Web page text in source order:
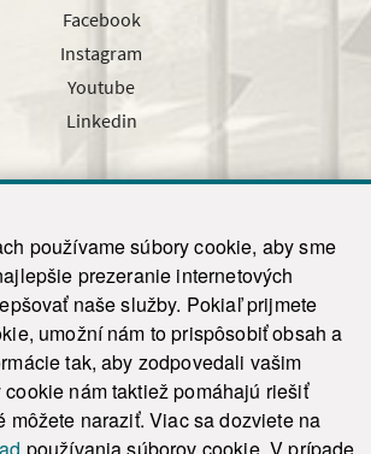
používame súbory cookie, aby sme
prezeranie internetových
naše služby. Pokiaľ prijmete
umožní nám to prispôsobiť obsah a
tak, aby zodpovedali vašim
nám taktiež pomáhajú riešiť
môžete naraziť. Viac sa dozviete na
používania súborov cookie. V prípade
Facebook
Instagram
Youtube
Linkedin
Odoslať